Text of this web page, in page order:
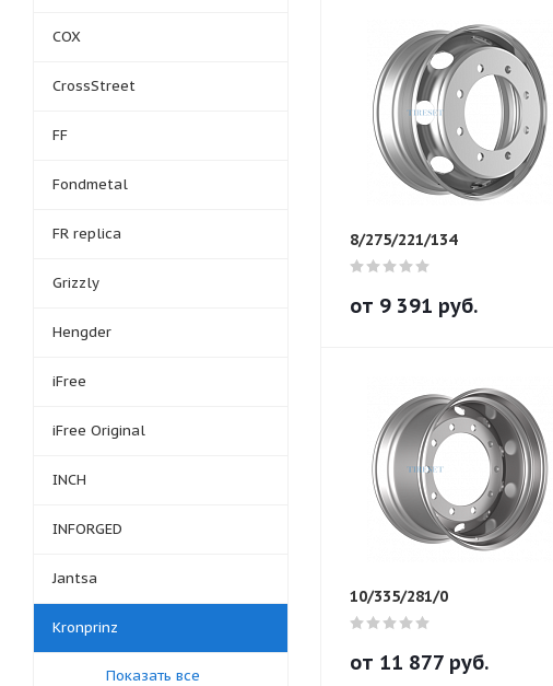
8/275/221/134
от 9 391 руб.
10/335/281/0
от 11 877 руб.
COX
CrossStreet
FF
Fondmetal
FR replica
Grizzly
Hengder
iFree
iFree Original
INCH
INFORGED
Jantsa
Kronprinz
Показать все